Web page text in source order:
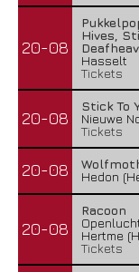
20-08
Hives,
Hasselt
Tickets
20-08
Stick To
Nieuwe
Tickets
20-08
Hedon
20-08
Racoon
Hertme
Tickets